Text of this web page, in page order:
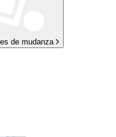
de mudanza